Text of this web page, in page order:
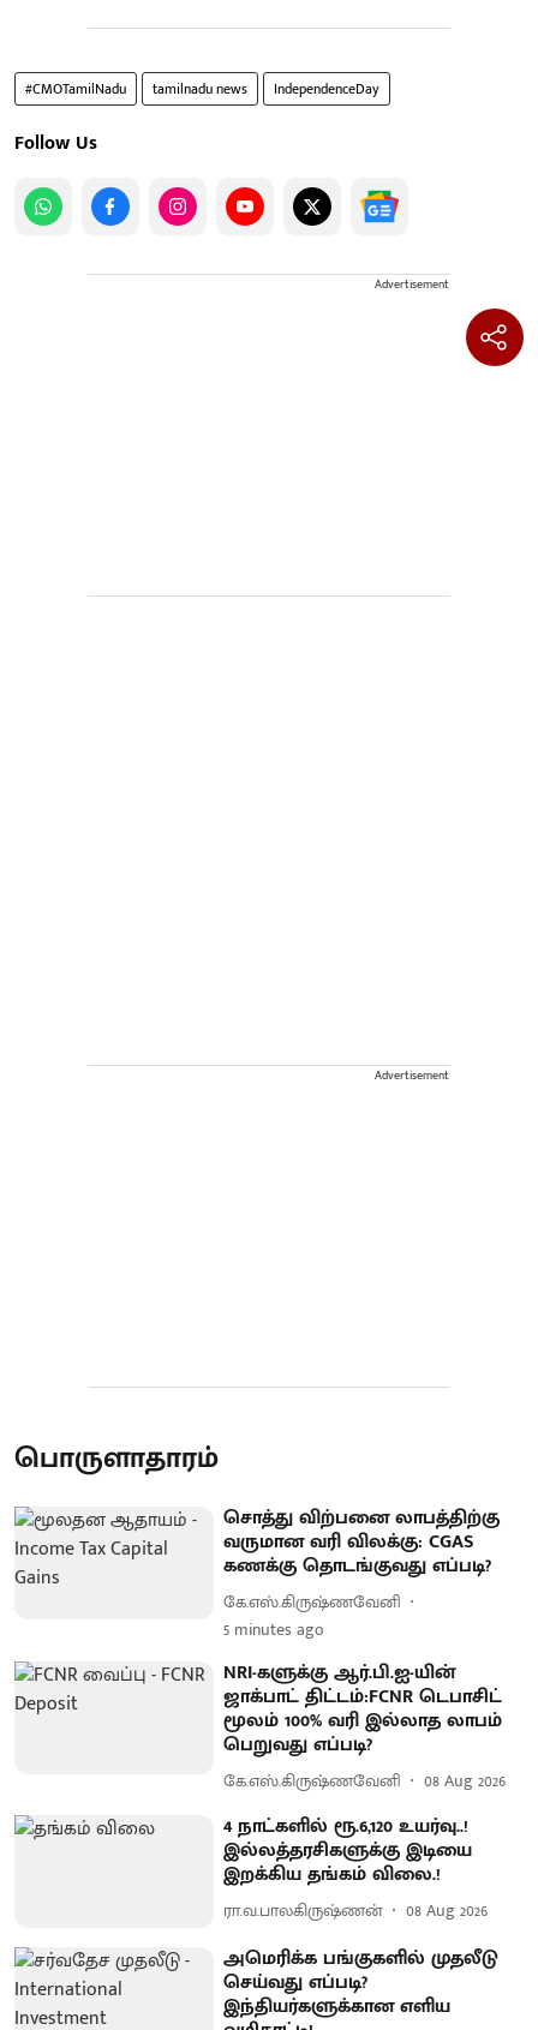
#CMOTamilNadu tamilnadu news IndependenceDay
Follow Us
Advertisement
Advertisement
பொருளாதாரம்
சொத்து விற்பனை லாபத்திற்கு
வருமான வரி விலக்கு: CGAS
கணக்கு தொடங்குவது எப்படி?
கே.எஸ்.கிருஷ்ணவேனி
5 minutes ago
NRI-களுக்கு ஆர்.பி.ஐ-யின்
ஜாக்பாட் திட்டம்:FCNR டெபாசிட்
மூலம் 100% வரி இல்லாத லாபம்
பெறுவது எப்படி?
கே.எஸ்.கிருஷ்ணவேனி 08 Aug 2026
4 நாட்களில் ரூ.6,120 உயர்வு..!
இல்லத்தரசிகளுக்கு இடியை
இறக்கிய தங்கம் விலை.!
ரா.வ.பாலகிருஷ்ணன் 08 Aug 2026
அமெரிக்க பங்குகளில் முதலீடு
செய்வது எப்படி?
இந்தியர்களுக்கான எளிய